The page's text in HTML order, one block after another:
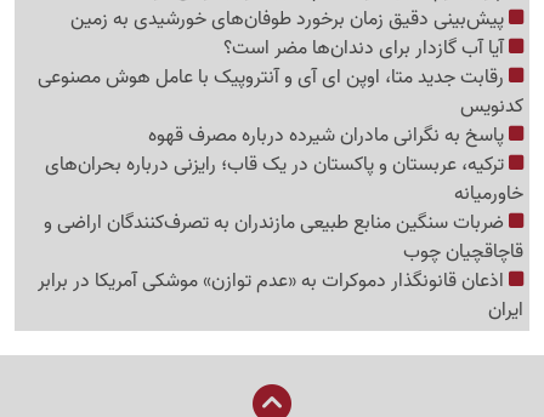
پیش‌بینی دقیق زمان برخورد طوفان‌های خورشیدی به زمین
آیا آب گازدار برای دندان‌ها مضر است؟
رقابت جدید متا، اوپن ای آی و آنتروپیک با عامل هوش مصنوعی
کدنویس
پاسخ به نگرانی مادران شیرده درباره مصرف قهوه
ترکیه، عربستان و پاکستان در یک قاب؛ رایزنی درباره بحران‌های
خاورمیانه
ضربات سنگین منابع طبیعی مازندران به تصرف‌کنندگان اراضی و
قاچاقچیان چوب
اذعان قانونگذار دموکرات به «عدم توازن» موشکی آمریکا در برابر
ایران